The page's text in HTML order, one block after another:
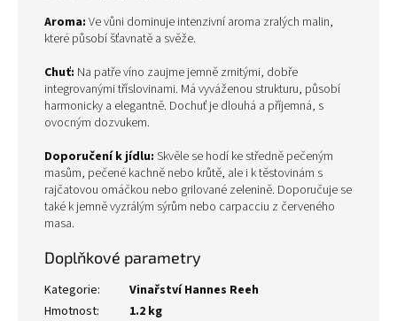
Aroma: Ve vůni dominuje intenzivní aroma zralých malin,
které působí šťavnatě a svěže.
Chuť: Na patře víno zaujme jemně zrnitými, dobře
integrovanými tříslovinami. Má vyváženou strukturu, působí
harmonicky a elegantně. Dochuť je dlouhá a příjemná, s
ovocným dozvukem.
Doporučení k jídlu: Skvěle se hodí ke středně pečeným
masům, pečené kachně nebo krůtě, ale i k těstovinám s
rajčatovou omáčkou nebo grilované zelenině. Doporučuje se
také k jemně vyzrálým sýrům nebo carpacciu z červeného
masa.
Doplňkové parametry
Kategorie:
Vinařství Hannes Reeh
Hmotnost:
1.2 kg